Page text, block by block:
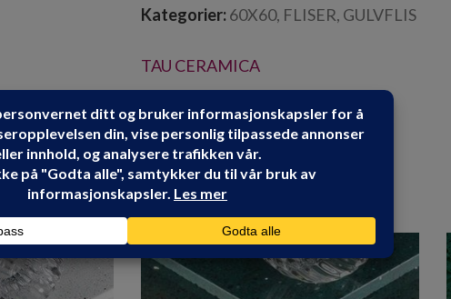
Kategorier:60X60, FLISER, GULVFLIS
TAU CERAMICA
Share: